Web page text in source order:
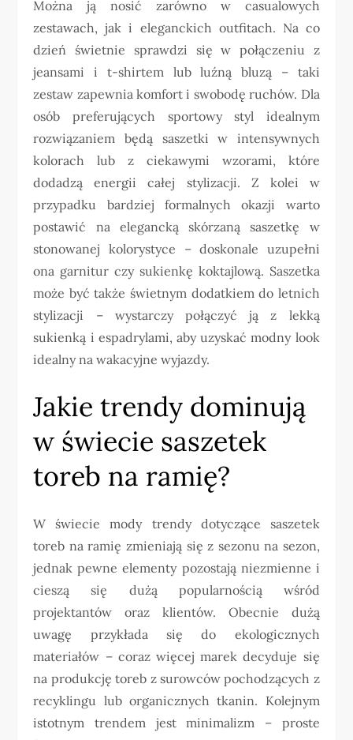
Można ją nosić zarówno w casualowych
zestawach, jak i eleganckich outfitach. Na co
dzień świetnie sprawdzi się w połączeniu z
jeansami i t-shirtem lub luźną bluzą – taki
zestaw zapewnia komfort i swobodę ruchów. Dla
osób preferujących sportowy styl idealnym
rozwiązaniem będą saszetki w intensywnych
kolorach lub z ciekawymi wzorami, które
dodadzą energii całej stylizacji. Z kolei w
przypadku bardziej formalnych okazji warto
postawić na elegancką skórzaną saszetkę w
stonowanej kolorystyce – doskonale uzupełni
ona garnitur czy sukienkę koktajlową. Saszetka
może być także świetnym dodatkiem do letnich
stylizacji – wystarczy połączyć ją z lekką
sukienką i espadrylami, aby uzyskać modny look
idealny na wakacyjne wyjazdy.
Jakie trendy dominują
w świecie saszetek
toreb na ramię?
W świecie mody trendy dotyczące saszetek
toreb na ramię zmieniają się z sezonu na sezon,
jednak pewne elementy pozostają niezmienne i
cieszą się dużą popularnością wśród
projektantów oraz klientów. Obecnie dużą
uwagę przykłada się do ekologicznych
materiałów – coraz więcej marek decyduje się
na produkcję toreb z surowców pochodzących z
recyklingu lub organicznych tkanin. Kolejnym
istotnym trendem jest minimalizm – proste